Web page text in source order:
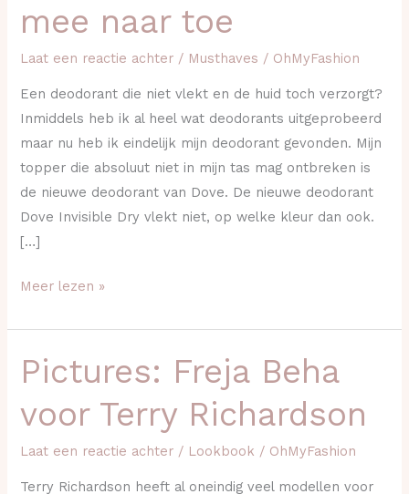
mee naar toe
Laat een reactie achter / Musthaves / OhMyFashion
Een deodorant die niet vlekt en de huid toch verzorgt?
Inmiddels heb ik al heel wat deodorants uitgeprobeerd
maar nu heb ik eindelijk mijn deodorant gevonden. Mijn
topper die absoluut niet in mijn tas mag ontbreken is
de nieuwe deodorant van Dove. De nieuwe deodorant
Dove Invisible Dry vlekt niet, op welke kleur dan ook.
[…]
deodorant
overal
naar
toe
Meer lezen »
Pictures: Freja Beha
voor Terry Richardson
Laat een reactie achter / Lookbook / OhMyFashion
Terry Richardson heeft al oneindig veel modellen voor
Pictures:
Freja
Beha
Terry
Richardson